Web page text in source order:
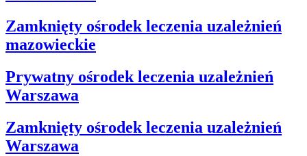
Zamknięty ośrodek leczenia uzależnień
mazowieckie
Prywatny ośrodek leczenia uzależnień
Warszawa
Zamknięty ośrodek leczenia uzależnień
Warszawa